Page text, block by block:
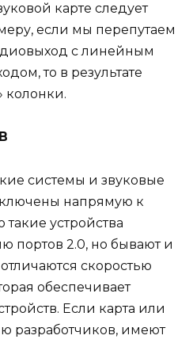
карте следует
если мы перепутаем
с линейным
то в результате
колонки.
системы и звуковые
напрямую к
такие устройства
портов 2.0, но бывают и
скоростью
обеспечивает
Если карта или
разработчиков, имеют